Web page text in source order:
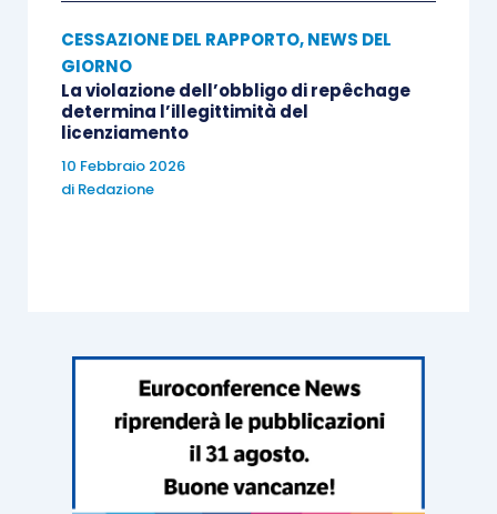
CESSAZIONE DEL RAPPORTO,NEWS DEL
GIORNO
La violazione dell’obbligo di repêchage
determina l’illegittimità del
licenziamento
10 Febbraio 2026
di Redazione